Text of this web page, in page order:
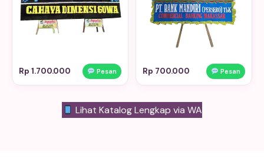
Rp 1.700.000 Pesan Rp 700.000 Pesan
Lihat Katalog Lengkap via WA